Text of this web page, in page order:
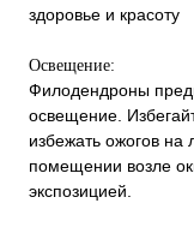
здоровье и красоту
Освещение:
Филодендроны
освещение.
избежать ожогов на
помещении возле
экспозицией.